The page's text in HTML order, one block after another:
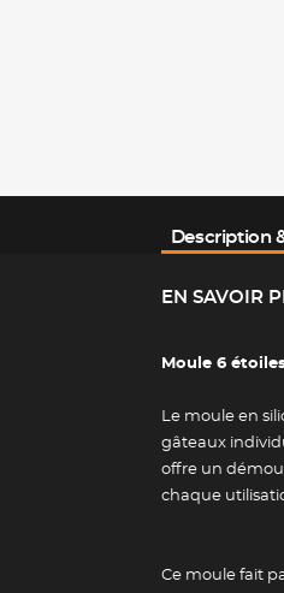
Description
EN SAVOIR
Moule 6
Le moule en
gâteaux
offre un
chaque
Ce moule fait